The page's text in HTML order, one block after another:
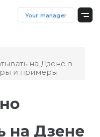
Your manager
на Дзене в
и примеры
на Дзене